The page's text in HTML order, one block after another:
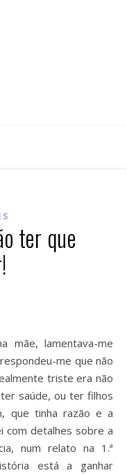
ter que
mãe, lamentava-me
me que não
triste era não
saúde, ou ter filhos
que tinha razão e a
com detalhes sobre a
num relato na 1.ª
está a ganhar